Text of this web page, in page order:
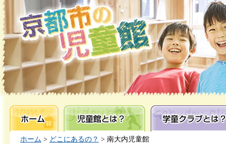
ホーム 児童館とは？ 学童クラブとは？
ホーム > どこにあるの？ > 南大内児童館